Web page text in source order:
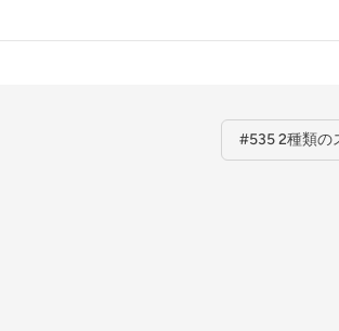
#535 2種類の